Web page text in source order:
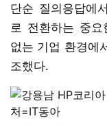
단순 질의응답에
로 전환하는 중
없는 기업 환경에
조했다.